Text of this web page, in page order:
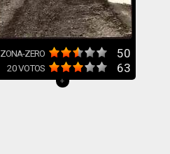
ZONA-ZERO 50
20VOTOS 63
+